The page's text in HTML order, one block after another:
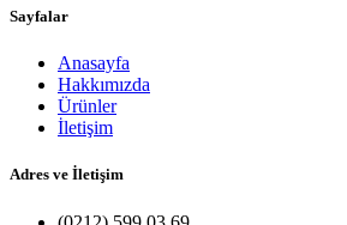
Sayfalar
Anasayfa
Hakkımızda
Ürünler
İletişim
Adres ve İletişim